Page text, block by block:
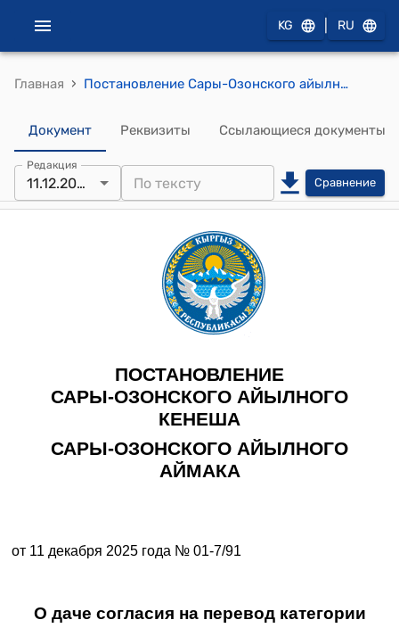
KG RU
Главная › Постановление Сары-Озонского айылного кенеша Сары-Озонского айылного аймака от 11 декабря 2025 года № 01-7/91 "О даче согласия на перевод категории земельного участка"
Документ Реквизиты Ссылающиеся документы
Редакция
11.12.2025 Сравнение